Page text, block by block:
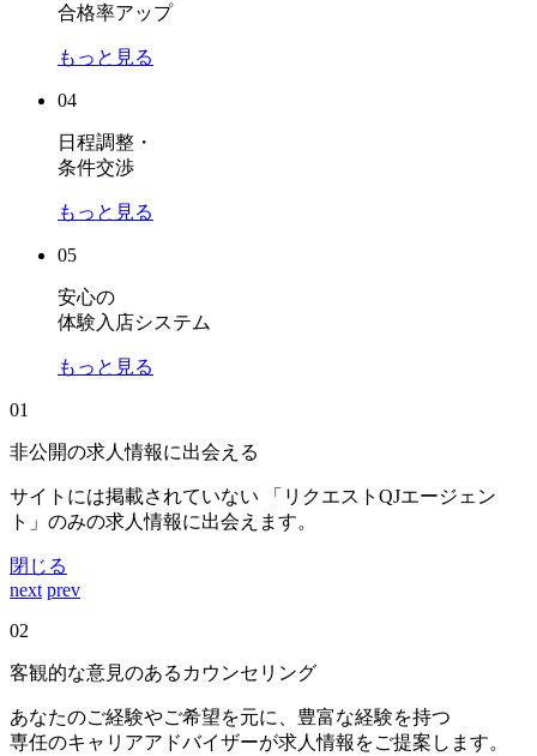
合格率アップ
もっと見る
04
日程調整・
条件交渉
もっと見る
05
安心の
体験入店システム
もっと見る
01
非公開の求人情報に出会える
サイトには掲載されていない 「リクエストQJエージェン
ト」のみの求人情報に出会えます。
閉じる
next prev
02
客観的な意見のあるカウンセリング
あなたのご経験やご希望を元に、豊富な経験を持つ
専任のキャリアアドバイザーが求人情報をご提案します。